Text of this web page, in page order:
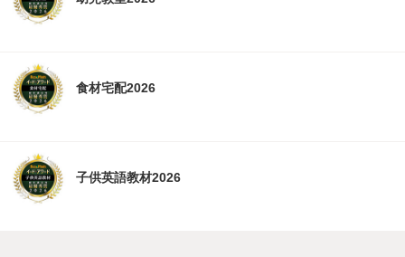
食材宅配2026
子供英語教材2026